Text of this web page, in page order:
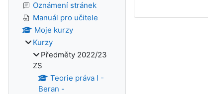
Oznámení stránek
Manuál pro učitele
Moje kurzy
Kurzy
Předměty 2022/23
ZS
Teorie práva I -
Beran -